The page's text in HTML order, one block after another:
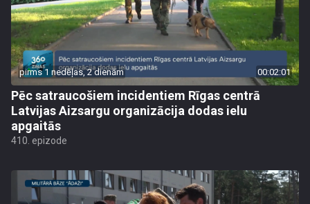
pirms 1 nedēļas, 2 dienām 00:02:01
Pēc satraucošiem incidentiem Rīgas centrā
Latvijas Aizsargu organizācija dodas ielu
apgaitās
410. epizode